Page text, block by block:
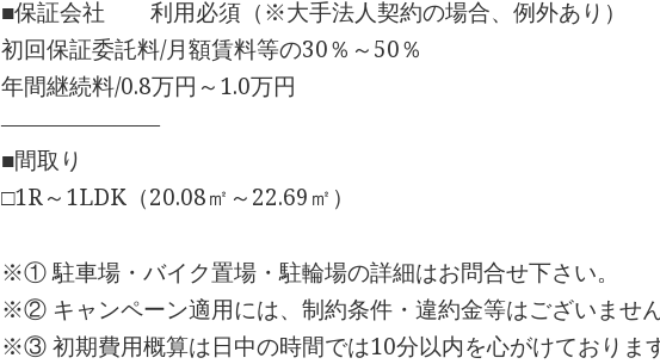
■保証会社 利用必須（※大手法人契約の場合、例外あり）
初回保証委託料/月額賃料等の30％～50％
年間継続料/0.8万円～1.0万円
―――――――
■間取り
□1R～1LDK（20.08㎡～22.69㎡）
※① 駐車場・バイク置場・駐輪場の詳細はお問合せ下さい。
※② キャンペーン適用には、制約条件・違約金等はございません
※③ 初期費用概算は日中の時間では10分以内を心がけております